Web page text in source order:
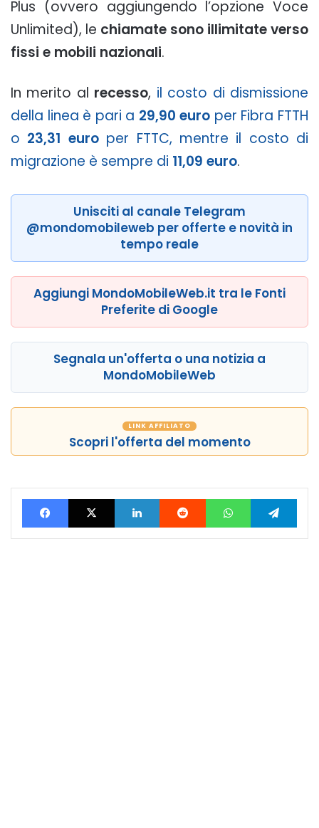
Plus (ovvero aggiungendo l’opzione Voce
Unlimited), le chiamate sono illimitate verso
fissi e mobili nazionali.
In merito al recesso, il costo di dismissione
della linea è pari a 29,90 euro per Fibra FTTH
o 23,31 europer FTTC, mentre il costo di
migrazione è sempre di 11,09 euro.
Unisciti al canale Telegram
@mondomobileweb per offerte e novità in
tempo reale
Aggiungi MondoMobileWeb.it tra le Fonti
Preferite di Google
Segnala un'offerta o una notizia a
MondoMobileWeb
LINK AFFILIATO
Scopri l'offerta del momento
FacebookX LinkedIn Reddit WhatsApp